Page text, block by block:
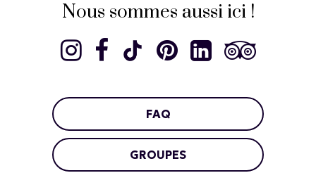
Nous sommes aussi ici !
FAQ
GROUPES